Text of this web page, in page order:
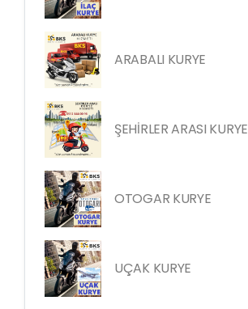
ARABALI KURYE
ŞEHİRLER ARASI KURYE
OTOGAR KURYE
UÇAK KURYE